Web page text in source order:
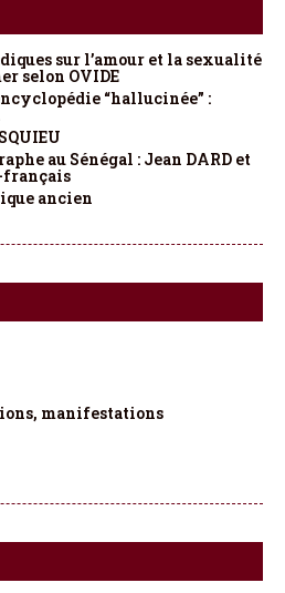
sur l’amour et la sexualité
selon OVIDE
“hallucinée” :
au Sénégal : Jean DARD et
ancien
manifestations